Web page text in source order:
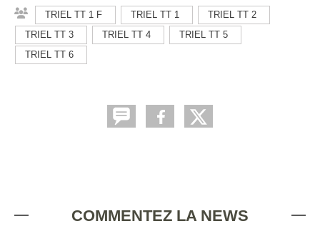
TRIEL TT 1 F TRIEL TT 1
TRIEL TT 2
TRIEL TT 3
TRIEL TT 4
TRIEL TT 5
TRIEL TT 6
COMMENTEZ LA NEWS